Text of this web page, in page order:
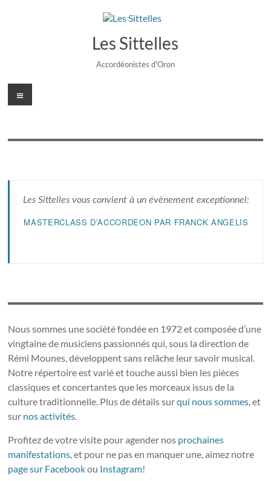
Les Sittelles
Accordéonistes d'Oron
Menu
Les Sittelles vous convient à un évènement exceptionnel:
MASTERCLASS D’ACCORDEON PAR FRANCK ANGELIS
Nous sommes une société fondée en 1972 et composée d’une
vingtaine de musiciens passionnés qui, sous la direction de
Rémi Mounes, développent sans relâche leur savoir musical.
Notre répertoire est varié et touche aussi bien les pièces
classiques et concertantes que les morceaux issus de la
culture traditionnelle. Plus de détails surqui nous sommes, et
sur nos activités.
Profitez de votre visite pour agender nos prochaines
manifestations, et pour ne pas en manquer une, aimez notre
page sur Facebookou Instagram!